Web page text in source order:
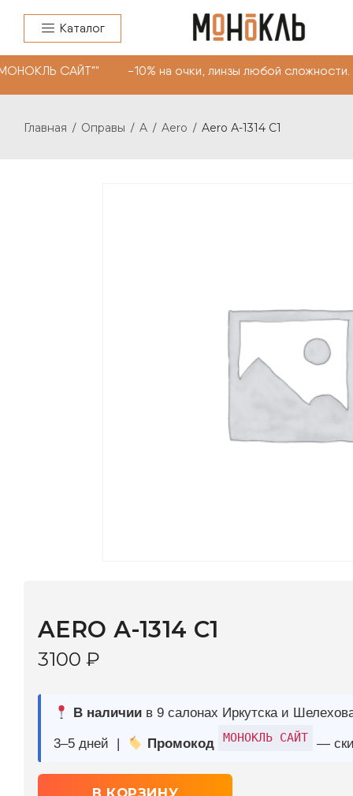
Каталог
САЙТ"" -10% на очки, линзы любой
Главная / Оправы / A / Aero / Aero А-1314 С1
3–5 дней | Промокод
В КОРЗИНУ